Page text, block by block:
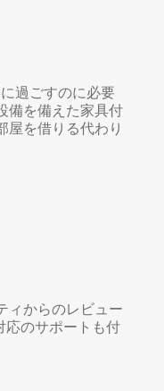
過ごすのに必要
備を備えた家具付
屋を借りる代わり
ィからのレビュー
応のサポートも付